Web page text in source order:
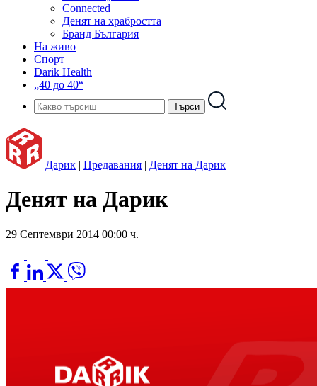
Connected
Денят на храбростта
Бранд България
На живо
Спорт
Darik Health
„40 до 40“
Дарик | Предавания | Денят на Дарик
Денят на Дарик
29 Септември 2014 00:00 ч.